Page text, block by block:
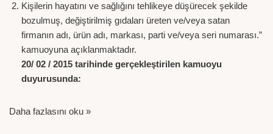
Kişilerin hayatını ve sağlığını tehlikeye düşürecek şekilde
bozulmuş, değiştirilmiş gıdaları üreten ve/veya satan
firmanın adı, ürün adı, markası, parti ve/veya seri numarası.”
kamuoyuna açıklanmaktadır.
20/ 02 / 2015 tarihinde gerçekleştirilen kamuoyu
duyurusunda:
Daha fazlasını oku »